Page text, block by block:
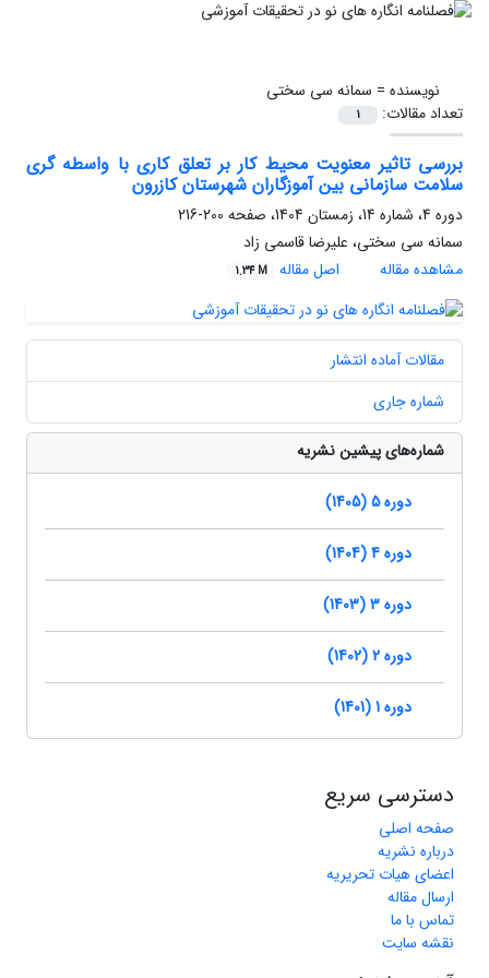
نویسنده = سمانه سی سختی
تعداد مقالات:
1
بررسی تاثیر معنویت محیط کار بر تعلق کاری با واسطه گری
سلامت سازمانی بین آموزگاران شهرستان کازرون
دوره 4، شماره 14، زمستان 1404، صفحه
200-216
سمانه سی سختی، علیرضا قاسمی زاد
مشاهده مقاله
اصل مقاله 1.34 M
مقالات آماده انتشار
شماره جاری
شماره‌های پیشین نشریه
دوره 5 (1405)
دوره 4 (1404)
دوره 3 (1403)
دوره 2 (1402)
دوره 1 (1401)
دسترسی سریع
صفحه اصلی
درباره نشریه
اعضای هیات تحریریه
ارسال مقاله
تماس با ما
نقشه سایت